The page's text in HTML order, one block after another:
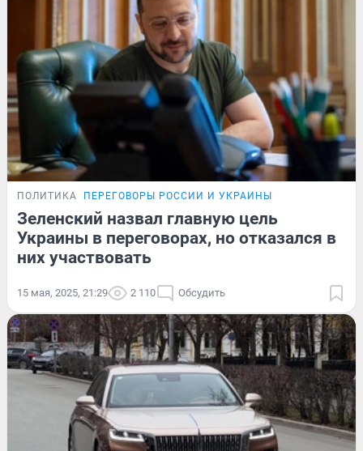
ПОЛИТИКА ПЕРЕГОВОРЫ РОССИИ И УКРАИНЫ
Зеленский назвал главную цель
Украины в переговорах, но отказался в
них участвовать
15 мая, 2025, 21:29 2 110 Обсудить